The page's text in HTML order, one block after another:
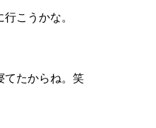
こうかな。
てたからね。笑